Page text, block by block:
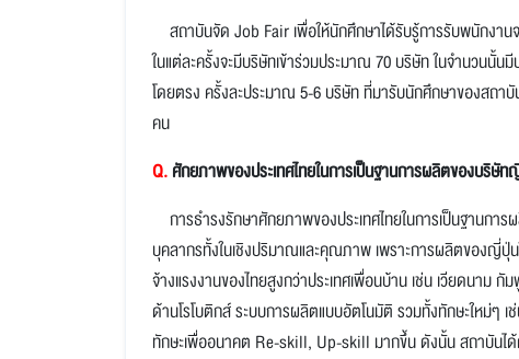
สถาบันจัด Job Fair เพื่อให้นักศึกษาได้รับรู้การรับพนักงา
ในแต่ละครั้งจะมีบริษัทเข้าร่วมประมาณ 70 บริษัท ในจำนวน
โดยตรง ครั้งละประมาณ 5-6 บริษัท ที่มารับนักศึกษาของสถา
คน
Q.ศักยภาพของประเทศไทยในการเป็นฐานการผลิตของบริษั
การธำรงรักษาศักยภาพของประเทศไทยในการเป็นฐานก
บุคลากรทั้งในเชิงปริมาณและคุณภาพ เพราะการผลิตของญี่ปุ่
จ้างแรงงานของไทยสูงกว่าประเทศเพื่อนบ้าน เช่น เวียดนาม
ด้านโรโบติกส์ ระบบการผลิตแบบอัตโนมัติ รวมทั้งทักษะใหม่
ทักษะเพื่ออนาคต Re-skill, Up-skill มากขึ้น ดังนั้น สถาบันไ